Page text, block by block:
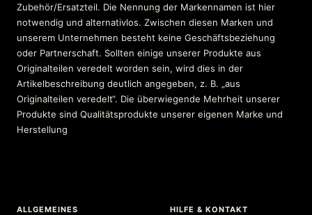
Zubehör/Ersatzteil. Die Nennung der Markennamen ist hier
notwendig und alternativlos. Zwischen diesen Marken und
unserem Unternehmen besteht keine Geschäftsbeziehung
oder Partnerschaft. Sollten einige unserer Produkte aus
Originalteilen veredelt worden sein, wird dies in der
Artikelbeschreibung deutlich angegeben, z. B. „aus
Originalteilen veredelt“. Die überwiegende Mehrheit unserer
Produkte sind Qualitätsprodukte unserer eigenen Marke und
Herstellung
ALLGEMEINES HILFE & KONTAKT